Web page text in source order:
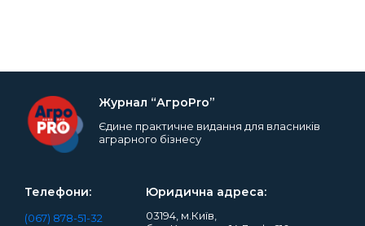
Журнал “АгроPro”
Єдине практичне видання для власників
аграрного бізнесу
Юридична адреса:
03194, м.Київ,
Телефони:
(067) 878-51-32